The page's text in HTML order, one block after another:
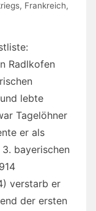
, Frankreich,
Radlkofen
lebte
Tagelöhner
er als
bayerischen
verstarb er
der ersten